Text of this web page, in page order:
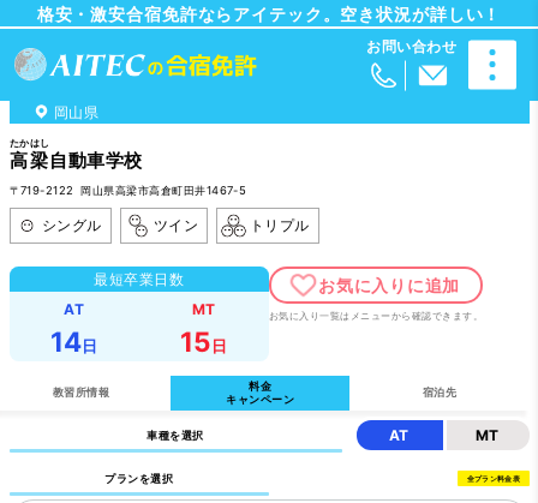
格安・激安合宿免許ならアイテック。空き状況が詳しい！
岡山県
高梁
たかはし
自動車学校
〒719-2122 岡山県高梁市高倉町田井1467-5
シングル ツイン トリプル
最短卒業日数
AT
14日
MT
15日
お気に入り一覧はメニューから確認できます。
教習所情報
料金
キャンペーン
宿泊先
車種を選択 AT MT
プランを選択 全プラン料金表